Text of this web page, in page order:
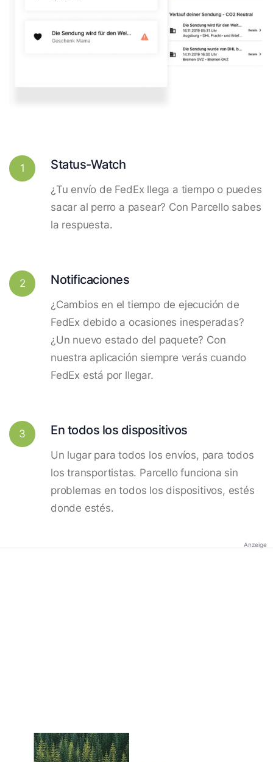
1 Status-Watch
¿Tu envío de FedEx llega a tiempo o puedes
sacar al perro a pasear? Con Parcello sabes
la respuesta.
2 Notificaciones
¿Cambios en el tiempo de ejecución de
FedEx debido a ocasiones inesperadas?
¿Un nuevo estado del paquete? Con
nuestra aplicación siempre verás cuando
FedEx está por llegar.
3 En todos los dispositivos
Un lugar para todos los envíos, para todos
los transportistas. Parcello funciona sin
problemas en todos los dispositivos, estés
donde estés.
Anzeige